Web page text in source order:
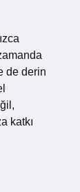
de derin
katkı